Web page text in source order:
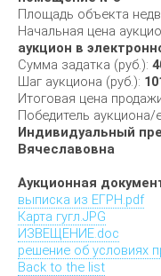
Площадь объекта
Начальная цена
аукцион в
Сумма задатка (руб.):
Шаг аукциона (руб.):
Итоговая цена
Победитель аукциона/
Индивидуальный
Вячеславовна
Аукционная
выписка из ЕГРН.pdf
Карта гугл.JPG
ИЗВЕЩЕНИЕ.doc
решение об условиях
Back to the list